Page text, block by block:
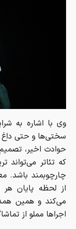
وی با اشاره به
سختی‌ها و حتی داغ
حوادث اخیر،
که تئاتر می‌تواند
چارچوبمند باشد.
از لحظه پایان هر
می‌کند و همین
اجراها مملو از